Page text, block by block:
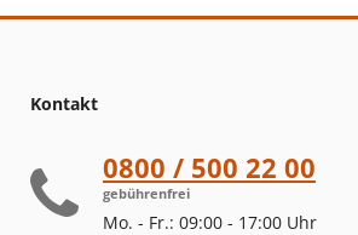
Kontakt
0800 / 500 22 00
gebührenfrei
Mo. - Fr.: 09:00 - 17:00 Uhr